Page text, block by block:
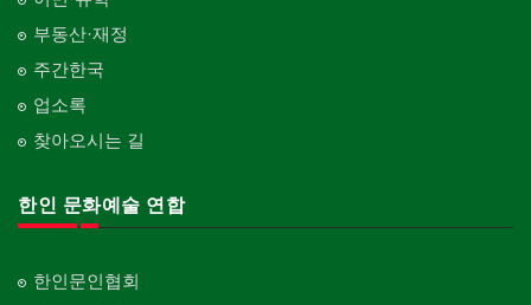
부동산·재정
주간한국
업소록
찾아오시는 길
한인 문화예술 연합
한인문인협회